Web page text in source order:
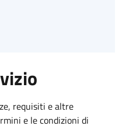
requisiti e altre
e le condizioni di